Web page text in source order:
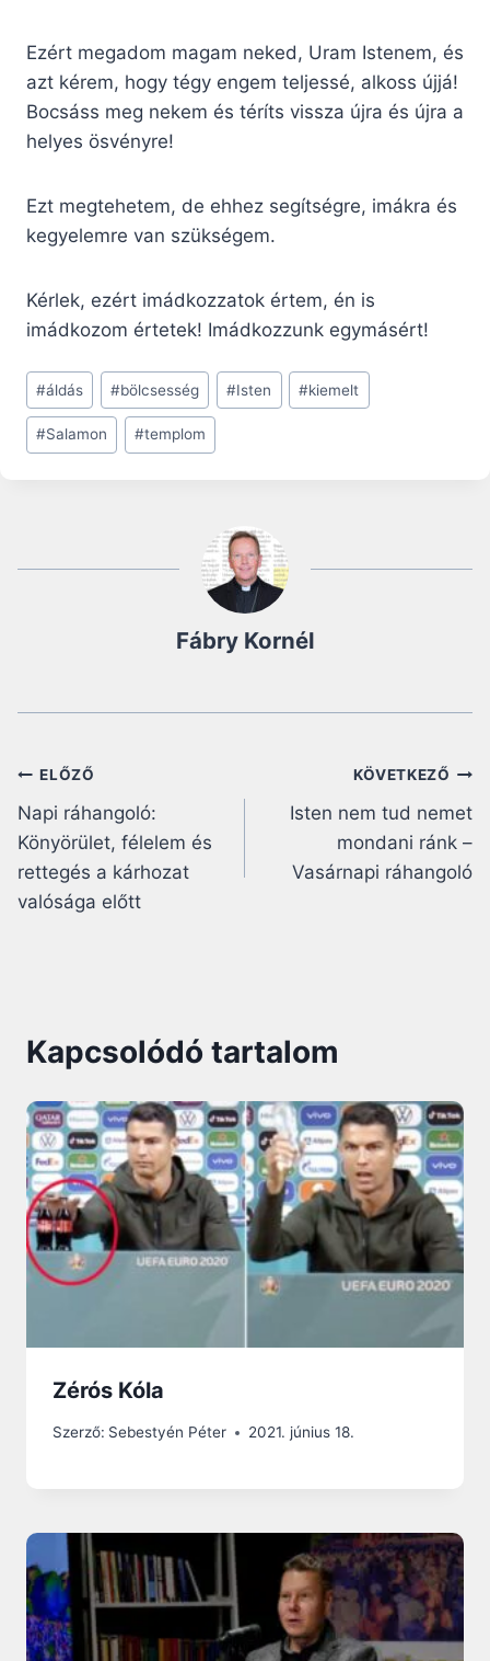
Ezért megadom magam neked, Uram Istenem, és
azt kérem, hogy tégy engem teljessé, alkoss újjá!
Bocsáss meg nekem és téríts vissza újra és újra a
helyes ösvényre!
Ezt megtehetem, de ehhez segítségre, imákra és
kegyelemre van szükségem.
Kérlek, ezért imádkozzatok értem, én is
imádkozom értetek! Imádkozzunk egymásért!
Post
Tags:
#áldás #bölcsesség #Isten #kiemelt
#Salamon #templom
Fábry Kornél
Bejegyzés
navigáció
ELŐZŐ
Napi ráhangoló:
Könyörület, félelem és
rettegés a kárhozat
valósága előtt
KÖVETKEZŐ
Isten nem tud nemet
mondani ránk –
Vasárnapi ráhangoló
Kapcsolódó tartalom
Zérós Kóla
Szerző: Sebestyén Péter 2021. június 18.